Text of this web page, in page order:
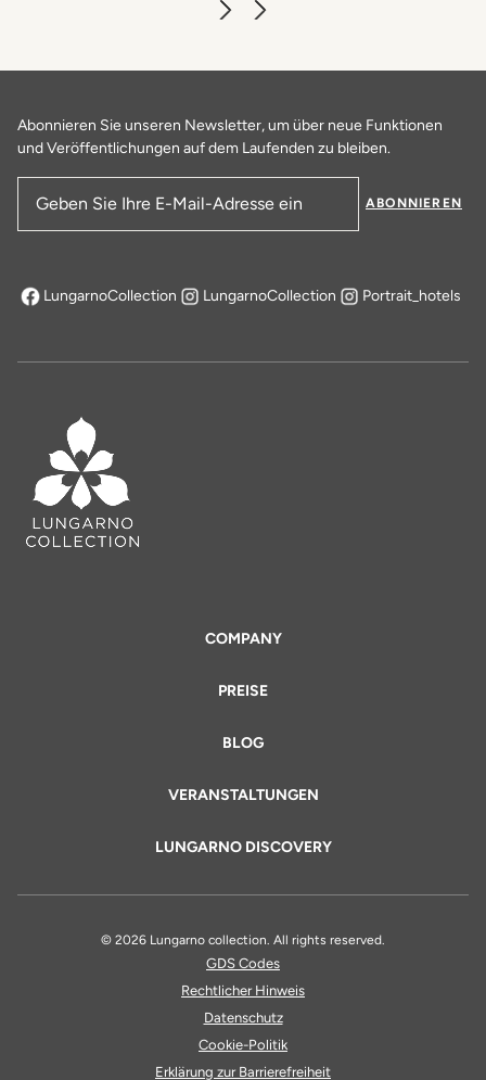
COMPANY
PREISE
BLOG
VERANSTALTUNGEN
LUNGARNO DISCOVERY
Abonnieren Sie unseren Newsletter, um über neue Funktionen
und Veröffentlichungen auf dem Laufenden zu bleiben.
E-Mail-Adresse
ABONNIEREN
LungarnoCollection
öffnet sich in einem neuen Tab
LungarnoCollection Portrait_hotels
© 2026 Lungarno collection. All rights reserved.
GDS Codes
Rechtlicher Hinweis
Datenschutz
Cookie-Politik
Erklärung zur Barrierefreiheit